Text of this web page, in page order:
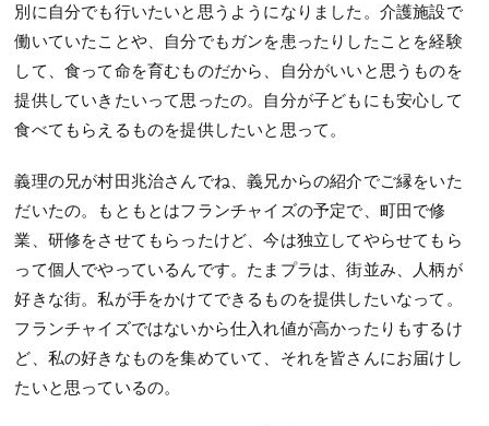
別に自分でも行いたいと思うようになりました。介護施設で
働いていたことや、自分でもガンを患ったりしたことを経験
して、食って命を育むものだから、自分がいいと思うものを
提供していきたいって思ったの。自分が子どもにも安心して
食べてもらえるものを提供したいと思って。
義理の兄が村田兆治さんでね、義兄からの紹介でご縁をいた
だいたの。もともとはフランチャイズの予定で、町田で修
業、研修をさせてもらったけど、今は独立してやらせてもら
って個人でやっているんです。たまプラは、街並み、人柄が
好きな街。私が手をかけてできるものを提供したいなって。
フランチャイズではないから仕入れ値が高かったりもするけ
ど、私の好きなものを集めていて、それを皆さんにお届けし
たいと思っているの。